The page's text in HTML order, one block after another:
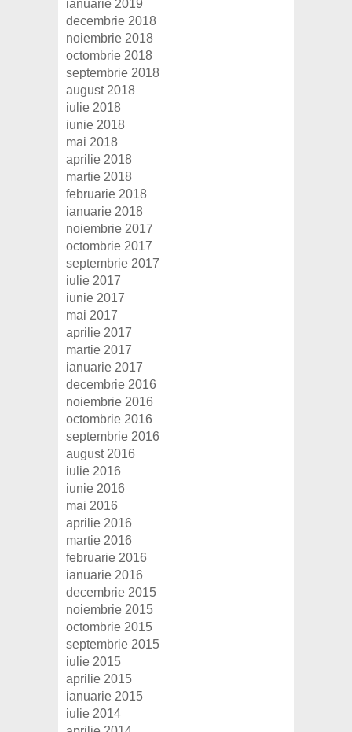
ianuarie 2019
decembrie 2018
noiembrie 2018
octombrie 2018
septembrie 2018
august 2018
iulie 2018
iunie 2018
mai 2018
aprilie 2018
martie 2018
februarie 2018
ianuarie 2018
noiembrie 2017
octombrie 2017
septembrie 2017
iulie 2017
iunie 2017
mai 2017
aprilie 2017
martie 2017
ianuarie 2017
decembrie 2016
noiembrie 2016
octombrie 2016
septembrie 2016
august 2016
iulie 2016
iunie 2016
mai 2016
aprilie 2016
martie 2016
februarie 2016
ianuarie 2016
decembrie 2015
noiembrie 2015
octombrie 2015
septembrie 2015
iulie 2015
aprilie 2015
ianuarie 2015
iulie 2014